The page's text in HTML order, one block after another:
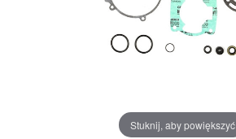
Stuknij, aby powiększyć